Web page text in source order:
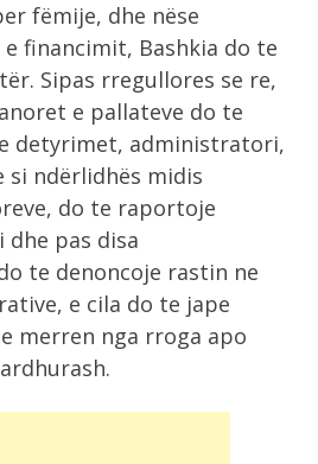
fëmije, dhe nëse
e financimit, Bashkia do te
Sipas rregullores se re,
e pallateve do te
detyrimet, administratori,
si ndërlidhës midis
do te raportoje
pas disa
te denoncoje rastin ne
e cila do te jape
merren nga rroga apo